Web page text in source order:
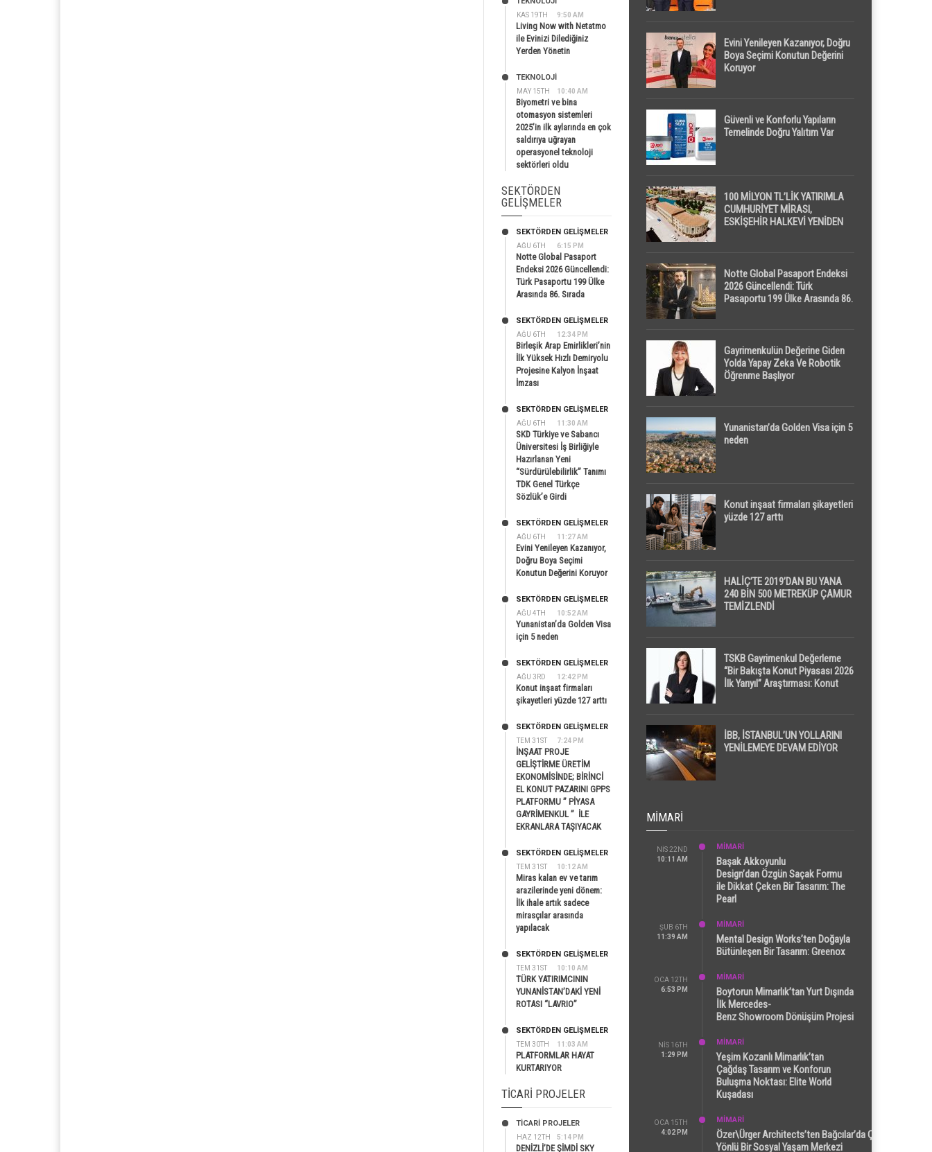
KAS 19TH 9:50 AM
Living Now with Netatmo
ile Evinizi Dilediğiniz
Yerden Yönetin
MAY 15TH 10:40 AM
TEKNOLOJİ
Biyometri ve bina
otomasyon sistemleri
2025’in ilk aylarında en çok
saldırıya uğrayan
operasyonel teknoloji
sektörleri oldu
SEKTÖRDEN
GELIŞMELER
AĞU 6TH 6:15 PM
SEKTÖRDEN GELIŞMELER
Notte Global Pasaport
Endeksi 2026 Güncellendi:
Türk Pasaportu 199 Ülke
Arasında 86. Sırada
AĞU 6TH 12:34 PM
SEKTÖRDEN GELIŞMELER
Birleşik Arap Emirlikleri’nin
İlk Yüksek Hızlı Demiryolu
Projesine Kalyon İnşaat
İmzası
AĞU 6TH 11:30 AM
SEKTÖRDEN GELIŞMELER
SKD Türkiye ve Sabancı
Üniversitesi İş Birliğiyle
Hazırlanan Yeni
“Sürdürülebilirlik” Tanımı
TDK Genel Türkçe
Sözlük’e Girdi
AĞU 6TH 11:27 AM
SEKTÖRDEN GELIŞMELER
Evini Yenileyen Kazanıyor,
Doğru Boya Seçimi
Konutun Değerini Koruyor
AĞU 4TH 10:52 AM
SEKTÖRDEN GELIŞMELER
Yunanistan’da Golden Visa
için 5 neden
AĞU 3RD 12:42 PM
SEKTÖRDEN GELIŞMELER
Konut inşaat firmaları
şikayetleri yüzde 127 arttı
TEM 31ST 7:24 PM
SEKTÖRDEN GELIŞMELER
İNŞAAT PROJE
GELİŞTİRME ÜRETİM
EKONOMİSİNDE; BİRİNCİ
EL KONUT PAZARINI GPPS
PLATFORMU ” PİYASA
GAYRİMENKUL ” İLE
EKRANLARA TAŞIYACAK
TEM 31ST 10:12 AM
SEKTÖRDEN GELIŞMELER
Miras kalan ev ve tarım
arazilerinde yeni dönem:
İlk ihale artık sadece
mirasçılar arasında
yapılacak
TEM 31ST 10:10 AM
SEKTÖRDEN GELIŞMELER
TÜRK YATIRIMCININ
YUNANİSTAN’DAKİ YENİ
ROTASI “LAVRIO”
TEM 30TH 11:03 AM
SEKTÖRDEN GELIŞMELER
PLATFORMLAR HAYAT
KURTARIYOR
TICARI PROJELER
HAZ 12TH 5:14 PM
TİCARİ PROJELER
DENİZLİ’DE ŞİMDİ SKY
Evini Yenileyen Kazanıyor, Doğru
Boya Seçimi Konutun Değerini
Koruyor
Güvenli ve Konforlu Yapıların
Temelinde Doğru Yalıtım Var
100 MİLYON TL’LİK YATIRIMLA
CUMHURİYET MİRASI,
ESKİŞEHİR HALKEVİ YENİDEN
Notte Global Pasaport Endeksi
2026 Güncellendi: Türk
Pasaportu 199 Ülke Arasında 86.
Gayrimenkulün Değerine Giden
Yolda Yapay Zeka Ve Robotik
Öğrenme Başlıyor
Yunanistan’da Golden Visa için 5
neden
Konut inşaat firmaları şikayetleri
yüzde 127 arttı
HALİÇ’TE 2019’DAN BU YANA
240 BİN 500 METREKÜP ÇAMUR
TEMİZLENDİ
TSKB Gayrimenkul Değerleme
“Bir Bakışta Konut Piyasası 2026
İlk Yarıyıl” Araştırması: Konut
Dikkat Çekti
İBB, İSTANBUL’UN YOLLARINI
YENİLEMEYE DEVAM EDİYOR
MIMARI
NIS 22ND
10:11 AM
MİMARİ
Başak Akkoyunlu
Design’dan Özgün Saçak Formu
ile Dikkat Çeken Bir Tasarım: The
Pearl
ŞUB 6TH
11:39 AM
MİMARİ
Mental Design Works’ten Doğayla
Bütünleşen Bir Tasarım: Greenox
OCA 12TH
6:53 PM
MİMARİ
Boytorun Mimarlık’tan Yurt Dışında
İlk Mercedes-
Benz Showroom Dönüşüm Projesi
NIS 16TH
1:29 PM
MİMARİ
Yeşim Kozanlı Mimarlık’tan
Çağdaş Tasarım ve Konforun
Buluşma Noktası: Elite World
Kuşadası
OCA 15TH
4:02 PM
MİMARİ
Özer\Ürger Architects’ten Bağcılar’da Çok
Yönlü Bir Sosyal Yaşam Merkezi